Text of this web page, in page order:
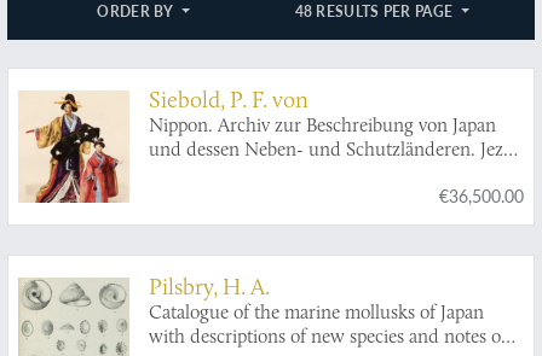
ORDER BY 48 RESULTS PER PAGE
Siebold, P. F. von
Nippon. Archiv zur Beschreibung von Japan
und dessen Neben- und Schutzländeren. Jezo
den Liukiu-Inseln, nach japanischen und
europäischen Schriften und eigenen
€36,500.00
Pilsbry, H. A.
Catalogue of the marine mollusks of Japan
with descriptions of new species and notes on